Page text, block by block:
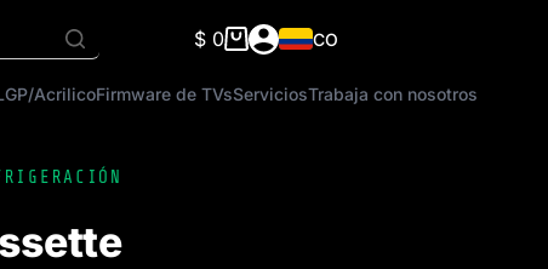
Carro
compra
$ 0 CO
AcrilicoFirmware de TVsServiciosTrabaja con nosotros